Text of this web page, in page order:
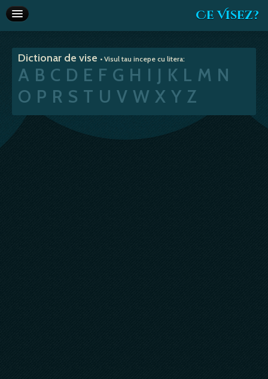
Ce Visez?
Interpretare vise
Articole
Va recomandam
Dictionar de vise • Visul tau incepe cu litera:
A B C D E F G H I J K L M N
O P R S T U V W X Y Z